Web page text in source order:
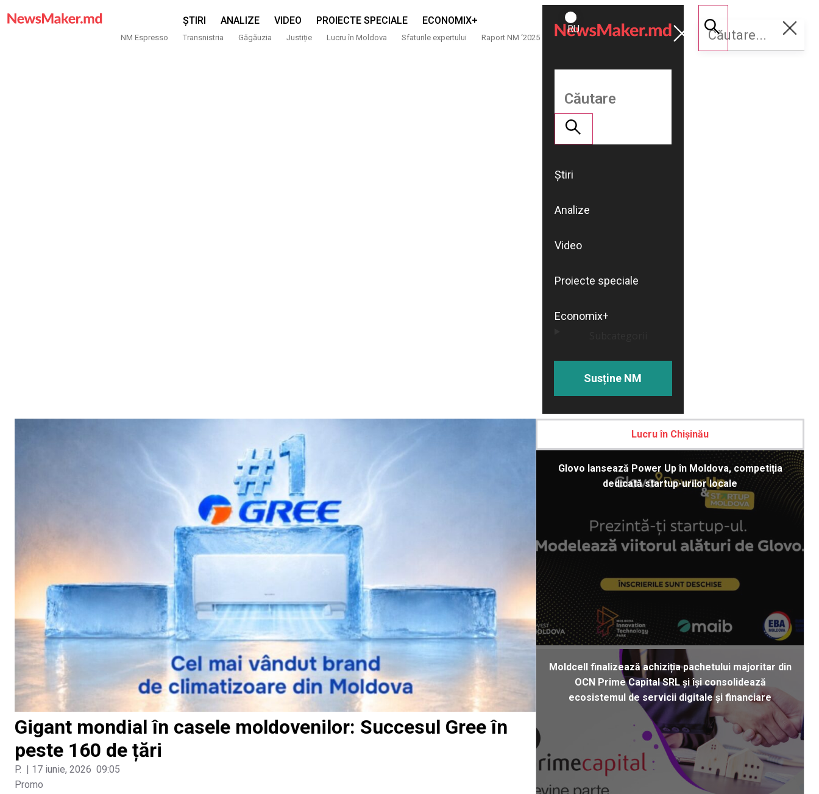
ȘTIRI ANALIZE VIDEO PROIECTE SPECIALE ECONOMIX+
NM Espresso Transnistria Găgăuzia Justiție Lucru în Moldova Sfaturile expertului Raport NM ‘2025
ROMÂNĂ
RU
Susține
NM
Știri
Analize
Video
Proiecte speciale
Economix+
Susține NM
Gigant mondial în casele moldovenilor: Succesul Gree în
peste 160 de țări
P. | 17 iunie, 2026 09:05
Promo
Lucru în Chișinău
Glovo lansează Power Up în Moldova, competiția
dedicată startup-urilor locale
Moldcell finalizează achiziția pachetului majoritar din
OCN Prime Capital SRL și își consolidează
ecosistemul de servicii digitale și financiare